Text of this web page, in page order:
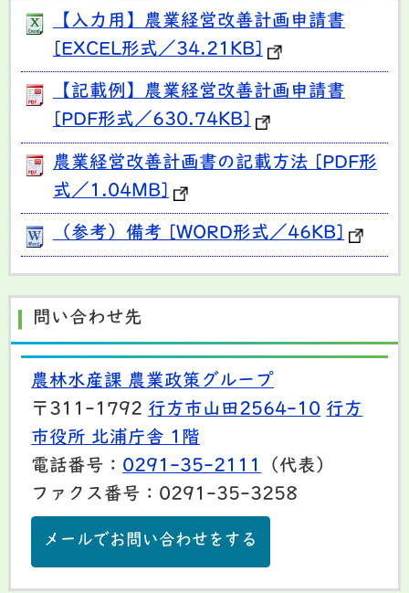
【入力用】農業経営改善計画申請書
[EXCEL形式／34.21KB]
【記載例】農業経営改善計画申請書
[PDF形式／630.74KB]
農業経営改善計画書の記載方法 [PDF形
式／1.04MB]
（参考）備考 [WORD形式／46KB]
問い合わせ先
農林水産課 農業政策グループ
〒311-1792 行方市山田2564-10 行方
市役所 北浦庁舎 1階
電話番号： 0291-35-2111
（代表）
ファクス番号：0291-35-3258
メールでお問い合わせをする